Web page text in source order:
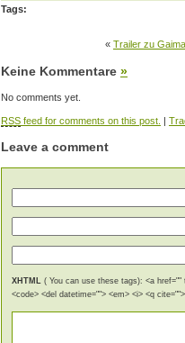
Tags:
« Trailer zu
Keine Kommentare »
No comments yet.
RSS feed for comments on this post. |
Leave a comment
XHTML
( You can use these tags): <a href=""
<code> <del datetime=""> <em> <i> <q